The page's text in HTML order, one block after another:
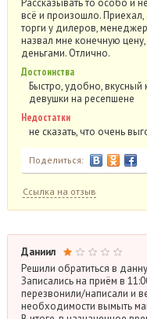
Рассказывать то особо и
всё и произошло.
торги у дилеров,
назвал мне конечную
деньгами. Отлично.
Достоинства
Быстро, удобно,
девушки на ресепшене
Недостатки
не сказать, что очень
Поделиться:
Ссылка на отзыв
Даниил
Решили обратиться в
Записались на приём в
перезвонили/написали и
необходимости вымыть